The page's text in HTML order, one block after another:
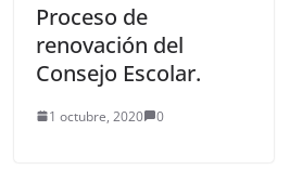
Proceso de
renovación del
Consejo Escolar.
1 octubre, 2020 0